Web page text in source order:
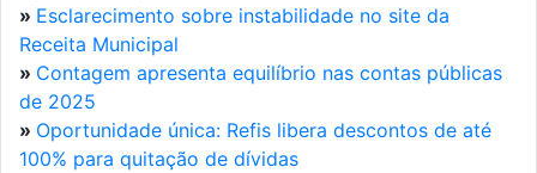
» Esclarecimento sobre instabilidade no site da
Receita Municipal
» Contagem apresenta equilíbrio nas contas públicas
de 2025
» Oportunidade única: Refis libera descontos de até
100% para quitação de dívidas